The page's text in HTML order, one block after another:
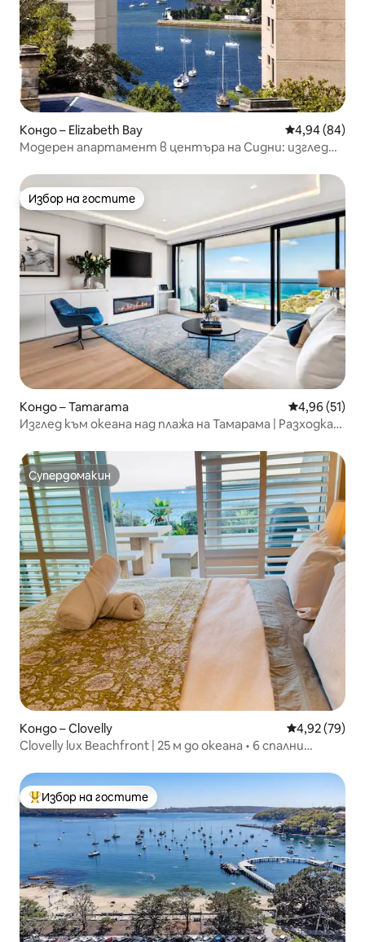
Кондо – Elizabeth Bay Средна
4,94 (84)
Модерен апартамент в центъра на Сидни: изглед
Избор на гостите
Избор на гостите
Кондо – Tamarama Средна
4,96 (51)
Изглед към океана над плажа на Тамарама | Разходка
Супердомакин
Супердомакин
Кондо – Clovelly Средна
4,92 (79)
Clovelly lux Beachfront | 25 м до океана • 6 спални
Най-популярен избор на гостите
Избор на гостите